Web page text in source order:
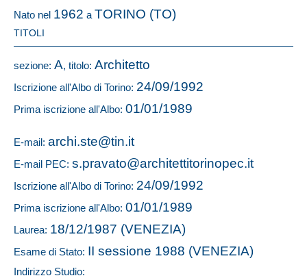
Nato nel 1962 a TORINO (TO)
TITOLI
sezione: A, titolo: Architetto
Iscrizione all'Albo di Torino: 24/09/1992
Prima iscrizione all'Albo: 01/01/1989
E-mail: archi.ste@tin.it
E-mail PEC: s.pravato@architettitorinopec.it
Iscrizione all'Albo di Torino: 24/09/1992
Prima iscrizione all'Albo: 01/01/1989
Laurea: 18/12/1987 (VENEZIA)
Esame di Stato: II sessione 1988 (VENEZIA)
Indirizzo Studio: